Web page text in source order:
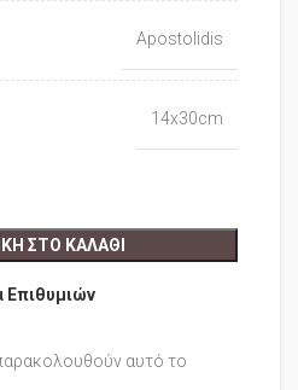
Apostolidis
14x30cm
ΣΤΟ ΚΑΛΆΘΙ
Επιθυμιών
αυτό το